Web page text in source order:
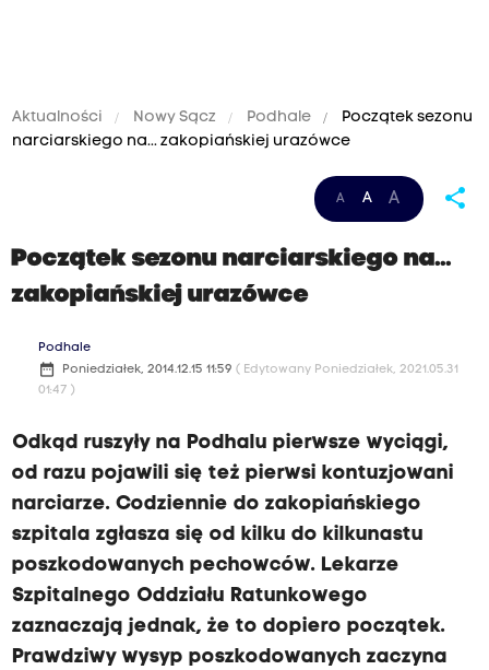
Aktualności Nowy Sącz Podhale
Początek sezonu
narciarskiego na... zakopiańskiej urazówce
A A A share
Początek sezonu narciarskiego na...
zakopiańskiej urazówce
Podhale
date_range Poniedziałek, 2014.12.15 11:59 ( Edytowany Poniedziałek, 2021.05.31
01:47 )
Odkąd ruszyły na Podhalu pierwsze wyciągi,
od razu pojawili się też pierwsi kontuzjowani
narciarze. Codziennie do zakopiańskiego
szpitala zgłasza się od kilku do kilkunastu
poszkodowanych pechowców. Lekarze
Szpitalnego Oddziału Ratunkowego
zaznaczają jednak, że to dopiero początek.
Prawdziwy wysyp poszkodowanych zaczyna